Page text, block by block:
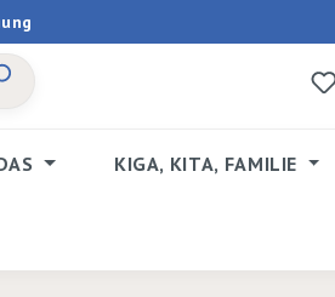
KIGA, KITA, FAMILIE